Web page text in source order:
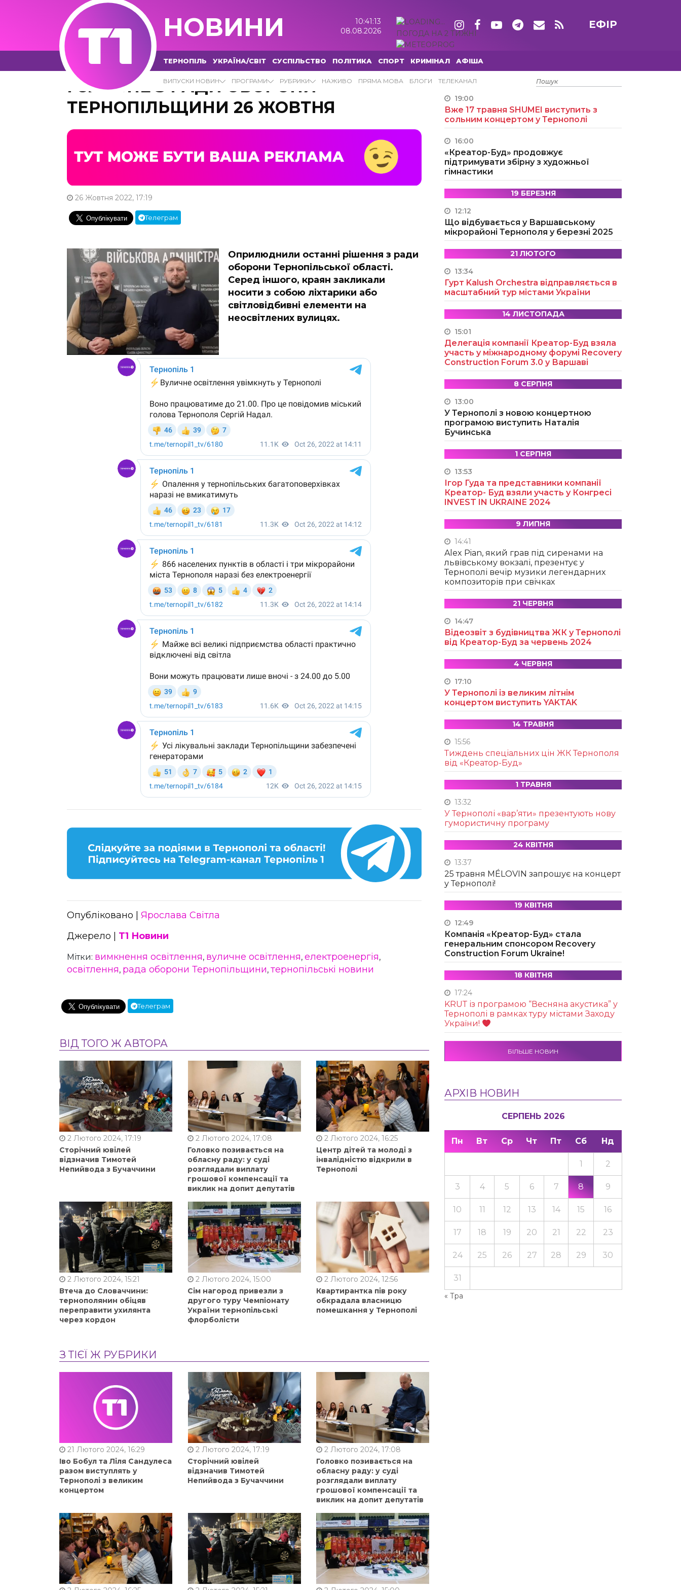
НОВИНИ
10:41:15
08.08.2026
ПОГОДА НА 2 ТИЖНІ
ЕФІР
ТЕРНОПІЛЬ УКРАЇНА/СВІТ СУСПІЛЬСТВО ПОЛІТИКА СПОРТ КРИМІНАЛ АФІША
ВИПУСКИ НОВИН ПРОГРАМИ РУБРИКИ НАЖИВО ПРЯМА МОВА БЛОГИ ТЕЛЕКАНАЛ
ГОЛОВНЕ З РАДИ ОБОРОНИ
ТЕРНОПІЛЬЩИНИ 26 ЖОВТНЯ
26 Жовтня 2022, 17:19
Телеграм
Оприлюднили останні рішення з ради
оборони Тернопільської області.
Серед іншого, краян закликали
носити з собою ліхтарики або
світловідбивні елементи на
неосвітлених вулицях.
Опубліковано | Ярослава Світла
Джерело | Т1 Новини
Мітки: вимкнення освітлення, вуличне освітлення, електроенергія,
освітлення, рада оборони Тернопільщини, тернопільські новини
Телеграм
ВІД ТОГО Ж АВТОРА
2 Лютого 2024, 17:19
Сторічний ювілей
відзначив Тимотей
Непийвода з Бучаччини
2 Лютого 2024, 17:08
Головко позивається на
обласну раду: у суді
розглядали виплату
грошової компенсації та
виклик на допит депутатів
2 Лютого 2024, 16:25
Центр дітей та молоді з
інвалідністю відкрили в
Тернополі
2 Лютого 2024, 15:21
Втеча до Словаччини:
тернополянин обіцяв
переправити ухилянта
через кордон
2 Лютого 2024, 15:00
Сім нагород привезли з
другого туру Чемпіонату
України тернопільські
флорболісти
2 Лютого 2024, 12:56
Квартирантка пів року
обкрадала власницю
помешкання у Тернополі
З ТІЄЇ Ж РУБРИКИ
21 Лютого 2024, 16:29
Іво Бобул та Ліля Сандулеса
разом виступлять у
Тернополі з великим
концертом
2 Лютого 2024, 17:19
Сторічний ювілей
відзначив Тимотей
Непийвода з Бучаччини
2 Лютого 2024, 17:08
Головко позивається на
обласну раду: у суді
розглядали виплату
грошової компенсації та
виклик на допит депутатів
15 ТРАВНЯ
19:00
Вже 17 травня SHUMEI виступить з
сольним концертом у Тернополі
16:00
«Креатор-Буд» продовжує
підтримувати збірну з художньої
гімнастики
19 БЕРЕЗНЯ
12:12
Що відбувається у Варшавському
мікрорайоні Тернополя у березні 2025
21 ЛЮТОГО
13:34
Гурт Kalush Orchestra відправляється в
масштабний тур містами України
14 ЛИСТОПАДА
15:01
Делегація компанії Креатор-Буд взяла
участь у міжнародному форумі Recovery
Construction Forum 3.0 у Варшаві
8 СЕРПНЯ
13:00
У Тернополі з новою концертною
програмою виступить Наталія
Бучинська
1 СЕРПНЯ
13:53
Ігор Гуда та представники компанії
Креатор- Буд взяли участь у Конгресі
INVEST IN UKRAINE 2024
9 ЛИПНЯ
14:41
Alex Pian, який грав під сиренами на
львівському вокзалі, презентує у
Тернополі вечір музики легендарних
композиторів при свічках
21 ЧЕРВНЯ
14:47
Відеозвіт з будівництва ЖК у Тернополі
від Креатор-Буд за червень 2024
4 ЧЕРВНЯ
17:10
У Тернополі із великим літнім
концертом виступить YAKTAK
14 ТРАВНЯ
15:56
Тиждень спеціальних цін ЖК Тернополя
від «Креатор-Буд»
1 ТРАВНЯ
13:32
У Тернополі «вар’яти» презентують нову
гумористичну програму
24 КВІТНЯ
13:37
25 травня MÉLOVIN запрошує на концерт
у Тернополі!
19 КВІТНЯ
12:49
Компанія «Креатор-Буд» стала
генеральним спонсором Recovery
Construction Forum Ukraine!
18 КВІТНЯ
17:24
KRUТ із програмою “Весняна акустика” у
Тернополі в рамках туру містами Заходу
України!
БІЛЬШЕ НОВИН
АРХІВ НОВИН
СЕРПЕНЬ 2026
Пн Вт Ср Чт Пт Сб Нд
« Тра
1 2
3 4 5 6 7 8 9
10 11 12 13 14 15 16
17 18 19 20 21 22 23
24 25 26 27 28 29 30
31